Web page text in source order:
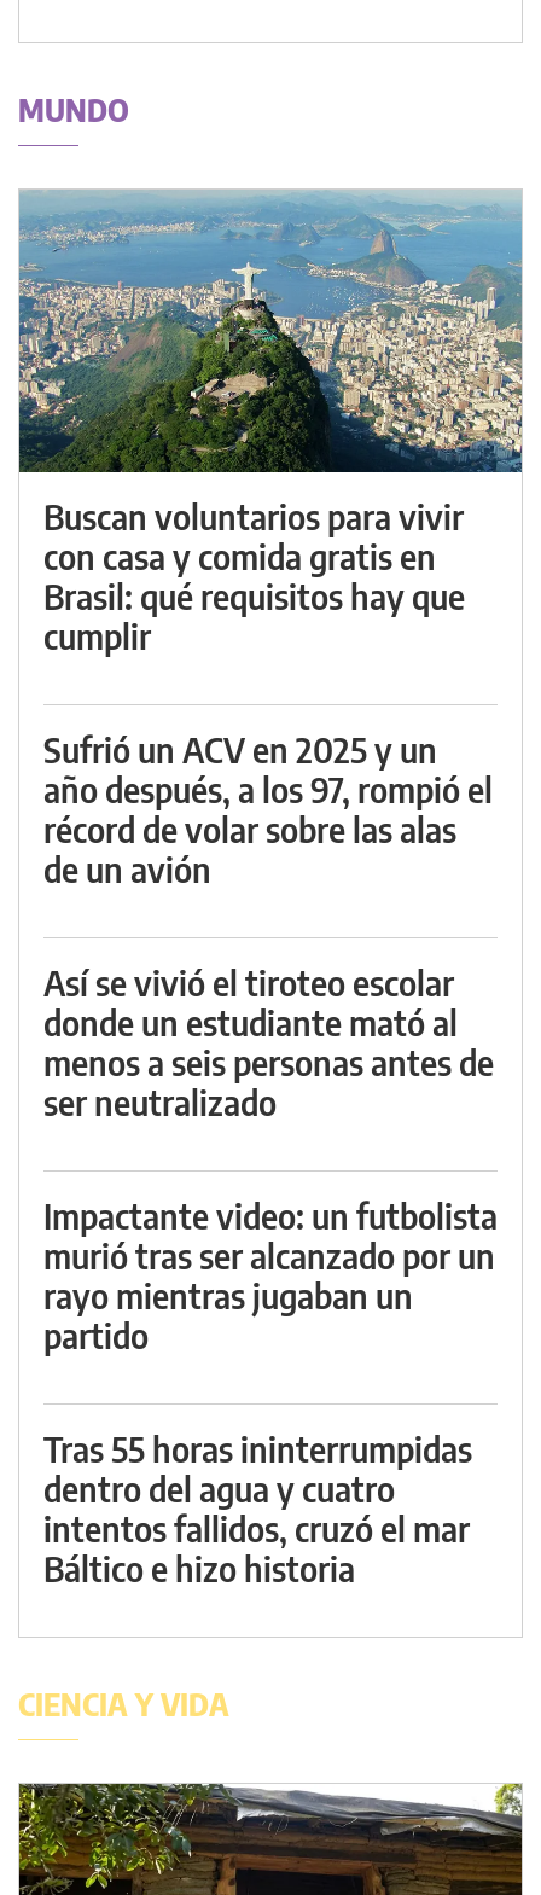
MUNDO
Buscan voluntarios para vivir
con casa y comida gratis en
Brasil: qué requisitos hay que
cumplir
Sufrió un ACV en 2025 y un
año después, a los 97, rompió el
récord de volar sobre las alas
de un avión
Así se vivió el tiroteo escolar
donde un estudiante mató al
menos a seis personas antes de
ser neutralizado
Impactante video: un futbolista
murió tras ser alcanzado por un
rayo mientras jugaban un
partido
Tras 55 horas ininterrumpidas
dentro del agua y cuatro
intentos fallidos, cruzó el mar
Báltico e hizo historia
CIENCIA Y VIDA